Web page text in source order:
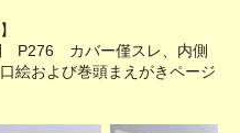
P276 カバー僅スレ、内側
および巻頭まえがきページ